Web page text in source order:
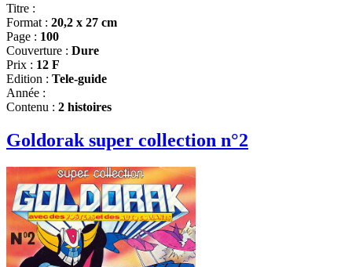
Titre :
Format : 20,2 x 27 cm
Page : 100
Couverture : Dure
Prix : 12 F
Edition : Tele-guide
Année :
Contenu : 2 histoires
Goldorak super collection n°2